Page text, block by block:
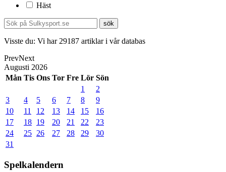
Häst
Visste du: Vi har 29187 artiklar i vår databas
PrevNext
Augusti 2026
Mån Tis Ons Tor Fre Lör Sön
1
2
3
4 5 6 7 8
9
10
11 12 13 14 15
16
17
18 19 20 21 22
23
24
25 26 27 28 29
30
31
Spelkalendern